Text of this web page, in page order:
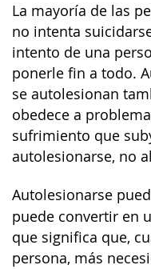
La mayoría de las
no intenta
intento de una
ponerle fin a todo.
se autolesionan
obedece a
sufrimiento que
autolesionarse, no
Autolesionarse
puede convertir en
que significa que,
persona, más